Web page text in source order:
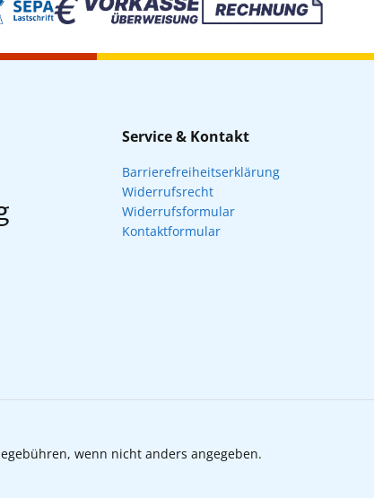
Service & Kontakt
Barrierefreiheitserklärung
Widerrufsrecht
Widerrufsformular
Kontaktformular
wenn nicht anders angegeben.